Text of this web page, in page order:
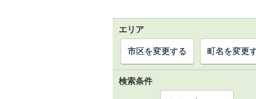
エリア
市区を変更する 町名を変更
検索条件